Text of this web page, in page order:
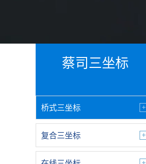
蔡司三坐标
桥式三坐标
复合三坐标